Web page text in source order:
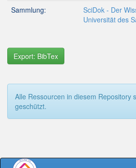
Sammlung:
SciDok - Der
Universität des
Export: BibTex
Alle Ressourcen in diesem Repository
geschützt.